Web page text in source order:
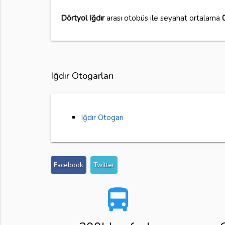
Dörtyol Iğdırarası otobüs ile seyahat ortalama
Iğdır Otogarları
Iğdır Otogarı
Facebook Twitter
directions_bus